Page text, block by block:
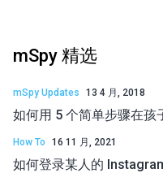
mSpy 精选
mSpy Updates 13 4 月, 2018
如何用 5 个简单步骤在孩
How To 16 11 月, 2021
如何登录某人的